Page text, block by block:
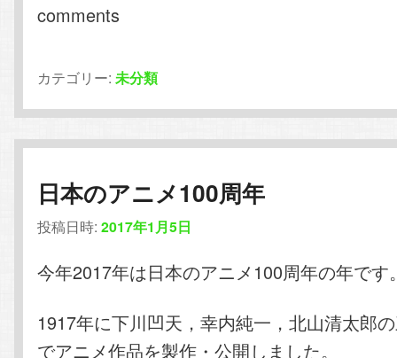
comments
カテゴリー: 未分類
日本のアニメ100周年
投稿日時:2017年1月5日
今年2017年は日本のアニメ100周年の年です
1917年に下川凹天，幸内純一，北山清太郎
でアニメ作品を製作・公開しました。